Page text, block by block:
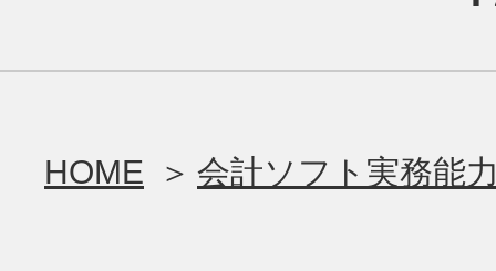
HOME 会計ソフト実務能